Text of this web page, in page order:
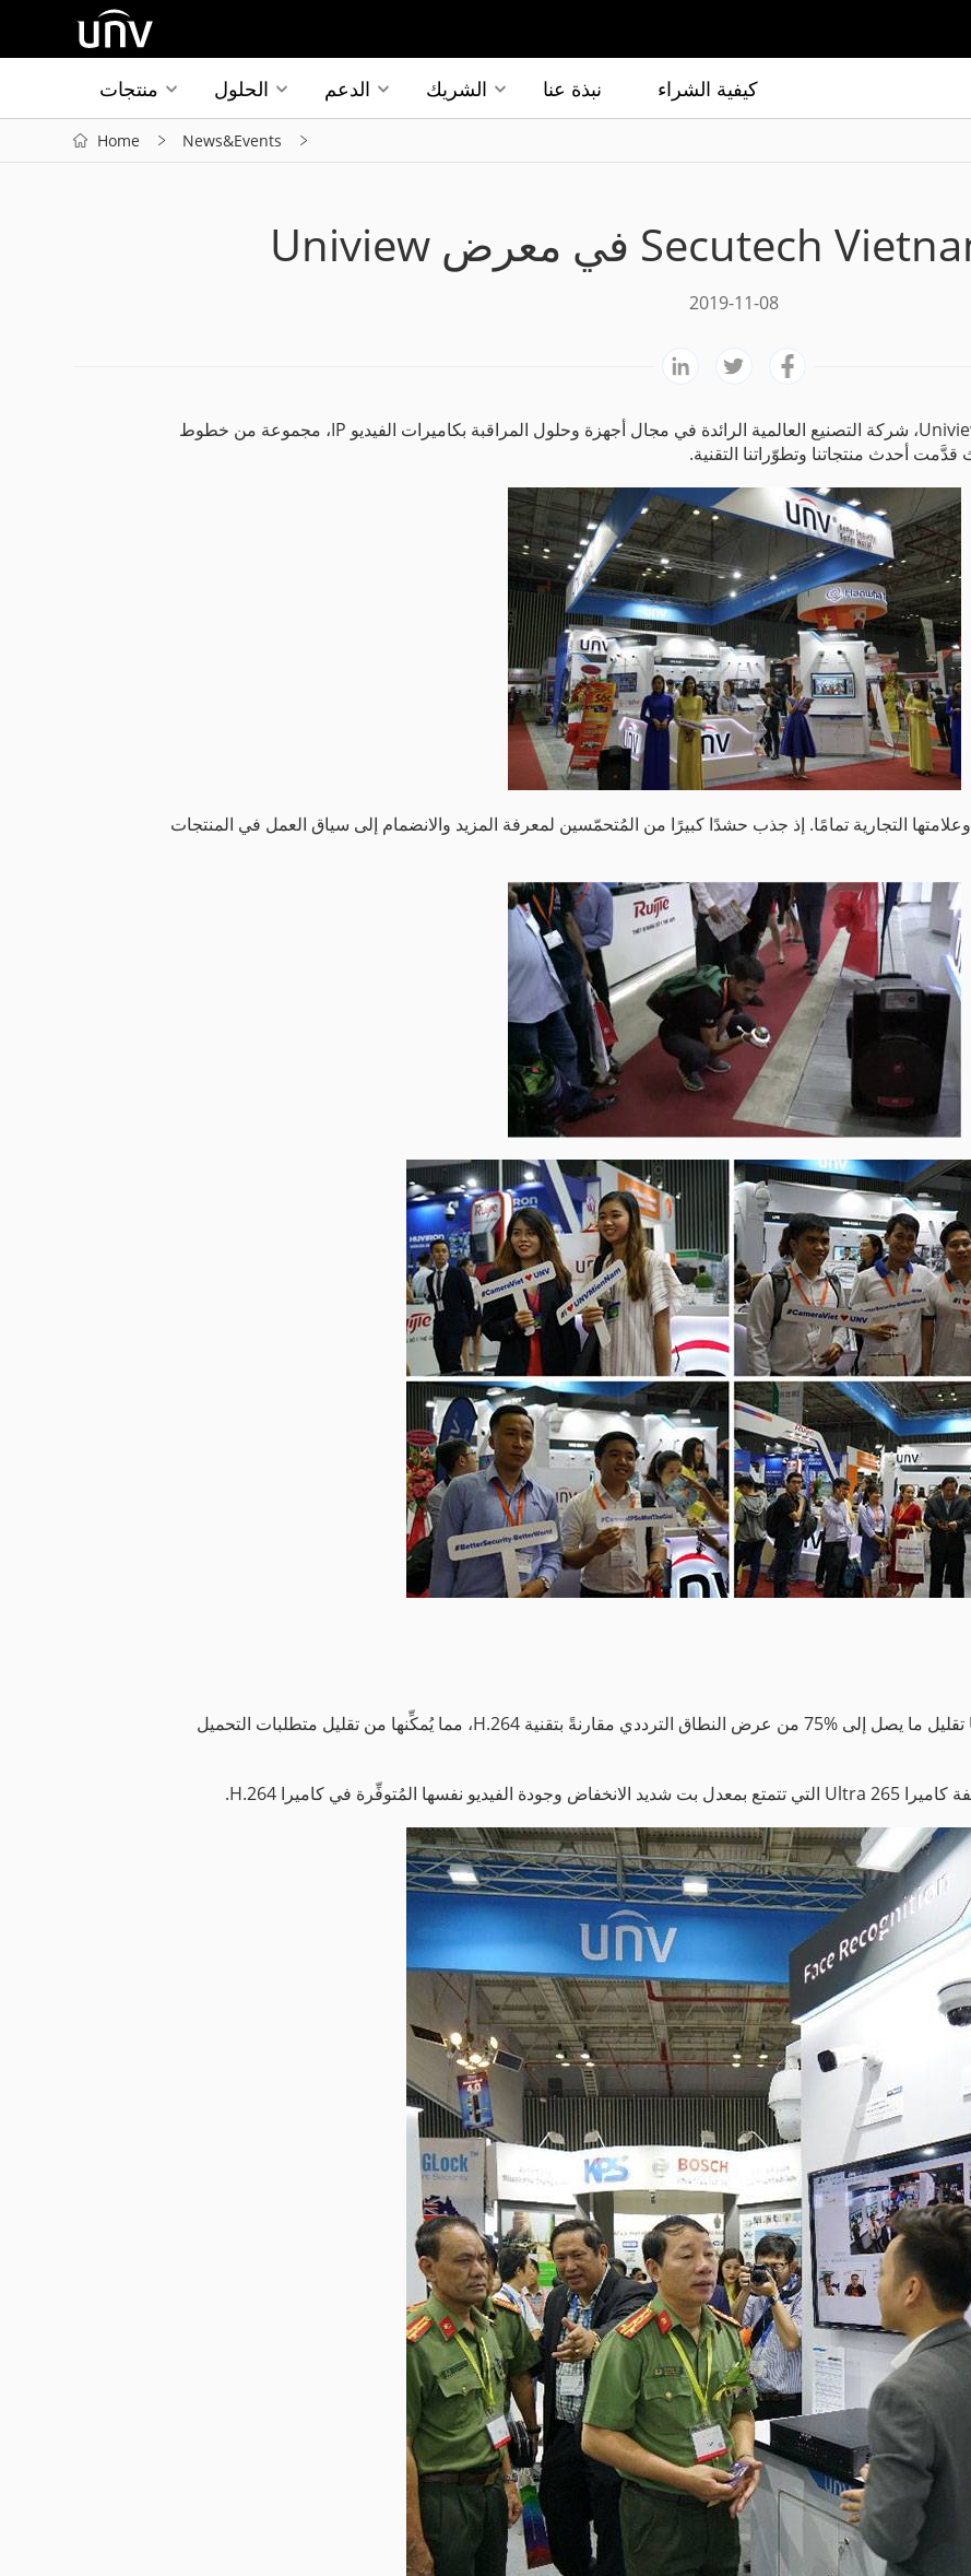
منتجات الحلول الدعم الشريك نبذة عنا كيفية الشراء
Home News&Events
2019-11-08
هو تشي منه، فيتنام، 15 أغسطس 2019 -- قدَّمت Uniview، شركة التصنيع العالمية الرائدة في مجال أجهزة وحلول المراقبة بكاميرات الفيديو IP، مجموعة من خطوط
لقد أبرز التصميم المتميِّز لجناح UNV منتجات UNV وعلامتها التجارية تمامًا. إذ جذب حشدًا كبيرًا من المُتحمّسين لمعرفة المزيد والانضمام إلى سياق العمل في المنتجات
يُمكن لتقنية U-code + H.265 الفريدة من Uniview تقليل ما يصل إلى ‎75% من عرض النطاق الترددي مقارنةً بتقنية H.264، مما يُمكِّنها من تقليل متطلبات التحميل